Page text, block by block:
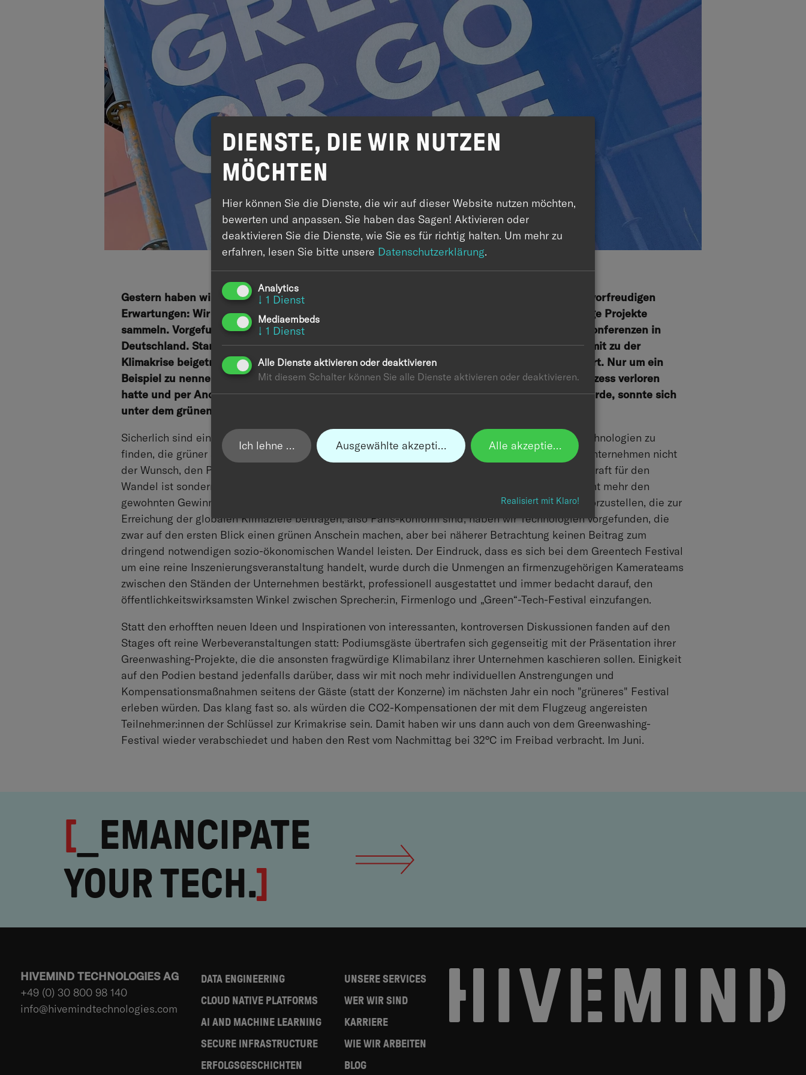
BY: NENE O. | TIM B.
Gestern haben wir als Unternehmen einen Ausflug zum „Green“tech-Festival unternommen, vorfreudigen
Erwartungen: Wir wollten uns vernetzen, neue Ideen einholen und Inspirationen für zukünftige Projekte
sammeln. Vorgefunden haben wir leider eine der wohl größten Green- und Impact-Washing Konferenzen in
Deutschland. Stand an Stand reihten sich ausgerechnet jene Unternehmen, die maßgeblich mit zu der
Klimakrise beigetragen haben, in der wir uns heute befinden und die sich stetig verschlimmert. Nur um ein
Beispiel zu nennen: Europas größter Ölkonzern, der erst vor wenigen Wochen ein Gerichtsprozess verloren
hatte und per Anordnung zu einer drastischen Reduktion der CO2-Emissionen verdonnert wurde, sonnte sich
unter dem grünen Slogan des Festivals.
Sicherlich sind einige teilnehmende Unternehmen wirklich daran interessiert, neue Wege mit Technologien zu
finden, die grüner als die bisherigen sind. Doch es war auch offensichtlich, dass bei vielen der Unternehmen nicht
der Wunsch, den Planeten als Lebensraum für zukünftige Generationen zu erhalten die Antriebskraft für den
Wandel ist sondern vielmehr die Erkenntnis, dass die bisher eingesetzten Technologien bald nicht mehr den
gewohnten Gewinn abwerfen werden. Statt tatsächlich innovative Technologien oder Lösungen vorzustellen, die zur
Erreichung der globalen Klimaziele beitragen, also Paris-konform sind, haben wir Technologien vorgefunden, die
zwar auf den ersten Blick einen grünen Anschein machen, aber bei näherer Betrachtung keinen Beitrag zum
dringend notwendigen sozio-ökonomischen Wandel leisten. Der Eindruck, dass es sich bei dem Greentech Festival
um eine reine Inszenierungsveranstaltung handelt, wurde durch die Unmengen an firmenzugehörigen Kamerateams
zwischen den Ständen der Unternehmen bestärkt, professionell ausgestattet und immer bedacht darauf, den
öffentlichkeitswirksamsten Winkel zwischen Sprecher:in, Firmenlogo und „Green“-Tech-Festival einzufangen.
Statt den erhofften neuen Ideen und Inspirationen von interessanten, kontroversen Diskussionen fanden auf den
Stages oft reine Werbeveranstaltungen statt: Podiumsgäste übertrafen sich gegenseitig mit der Präsentation ihrer
Greenwashing-Projekte, die die ansonsten fragwürdige Klimabilanz ihrer Unternehmen kaschieren sollen. Einigkeit
auf den Podien bestand jedenfalls darüber, dass wir mit noch mehr individuellen Anstrengungen und
Kompensationsmaßnahmen seitens der Gäste (statt der Konzerne) im nächsten Jahr ein noch "grüneres" Festival
erleben würden. Das klang fast so. als würden die CO2-Kompensationen der mit dem Flugzeug angereisten
Teilnehmer:innen der Schlüssel zur Krimakrise sein. Damit haben wir uns dann auch von dem Greenwashing-
Festival wieder verabschiedet und haben den Rest vom Nachmittag bei 32°C im Freibad verbracht. Im Juni.
[ _EMANCIPATE
YOUR TECH.]
HIVEMIND TECHNOLOGIES AG
+49 (0) 30 800 98 140
info@hivemindtechnologies.com
DATA ENGINEERING
CLOUD NATIVE PLATFORMS
AI AND MACHINE LEARNING
SECURE INFRASTRUCTURE
ERFOLGSGESCHICHTEN
UNSERE SERVICES
WER WIR SIND
KARRIERE
WIE WIR ARBEITEN
BLOG
DIENSTE, DIE WIR NUTZEN
MÖCHTEN
Hier können Sie die Dienste, die wir auf dieser Website nutzen möchten,
bewerten und anpassen. Sie haben das Sagen! Aktivieren oder
deaktivieren Sie die Dienste, wie Sie es für richtig halten. Um mehr zu
erfahren, lesen Sie bitte unsere Datenschutzerklärung.
Analytics
↓ 1 Dienst
Mediaembeds
↓ 1 Dienst
Alle Dienste aktivieren oder deaktivieren
Mit diesem Schalter können Sie alle Dienste aktivieren oder deaktivieren.
Ich lehne ab Ausgewählte akzeptieren Alle akzeptieren
Realisiert mit Klaro!